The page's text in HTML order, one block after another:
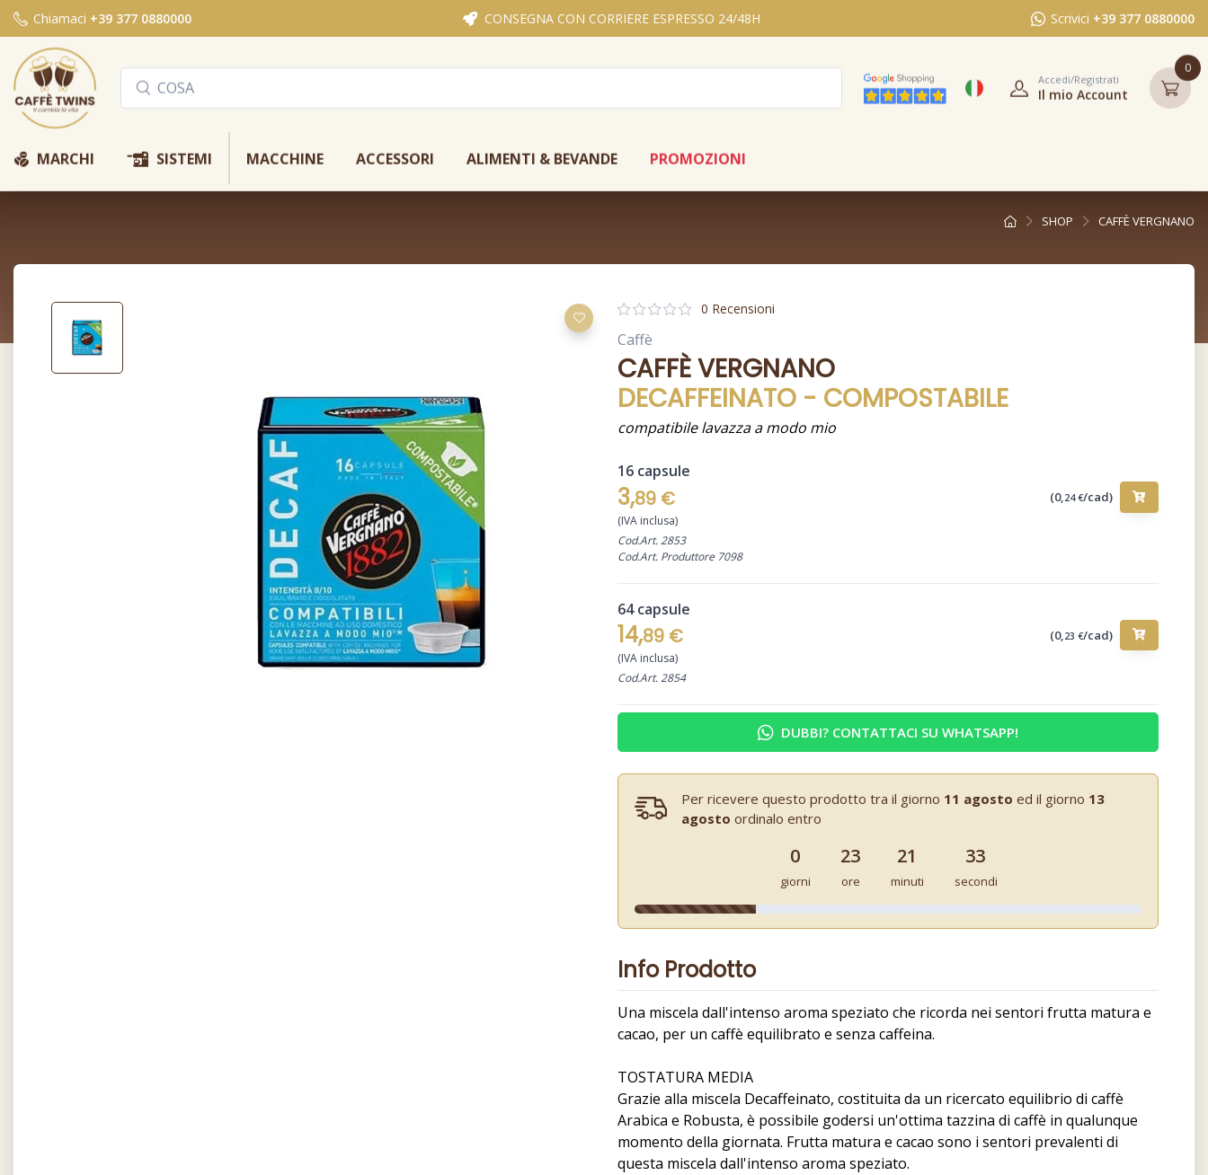
Chiamaci +39 377 0880000 CONSEGNA CON CORRIERE ESPRESSO 24/48H Scrivici +39 377 0880000
Accedi/Registrati
Il mio Account
0
Y MARCHI Q SISTEMI MACCHINE ACCESSORI ALIMENTI & BEVANDE PROMOZIONI
SHOP CAFFÈ VERGNANO
0 Recensioni
Caffè
CAFFÈ VERGNANO
DECAFFEINATO - COMPOSTABILE
compatibile lavazza a modo mio
16 capsule
3,89 € (0,24 €/cad)
(IVA inclusa)
Cod.Art. 2853
Cod.Art. Produttore 7098
64 capsule
14,89 € (0,23 €/cad)
(IVA inclusa)
Cod.Art. 2854
DUBBI? CONTATTACI SU WHATSAPP!
Per ricevere questo prodotto tra il giorno 11 agosto ed il giorno 13
agosto ordinalo entro
0
giorni
23
ore
21
minuti
32
secondi
Info Prodotto
Una miscela dall'intenso aroma speziato che ricorda nei sentori frutta matura e
cacao, per un caffè equilibrato e senza caffeina.
TOSTATURA MEDIA
Grazie alla miscela Decaffeinato, costituita da un ricercato equilibrio di caffè
Arabica e Robusta, è possibile godersi un'ottima tazzina di caffè in qualunque
momento della giornata. Frutta matura e cacao sono i sentori prevalenti di
questa miscela dall'intenso aroma speziato.